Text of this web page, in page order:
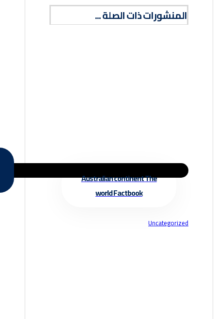
المنشورات ذات الصلة ...
Australian continent The
world Factbook
Uncategorized